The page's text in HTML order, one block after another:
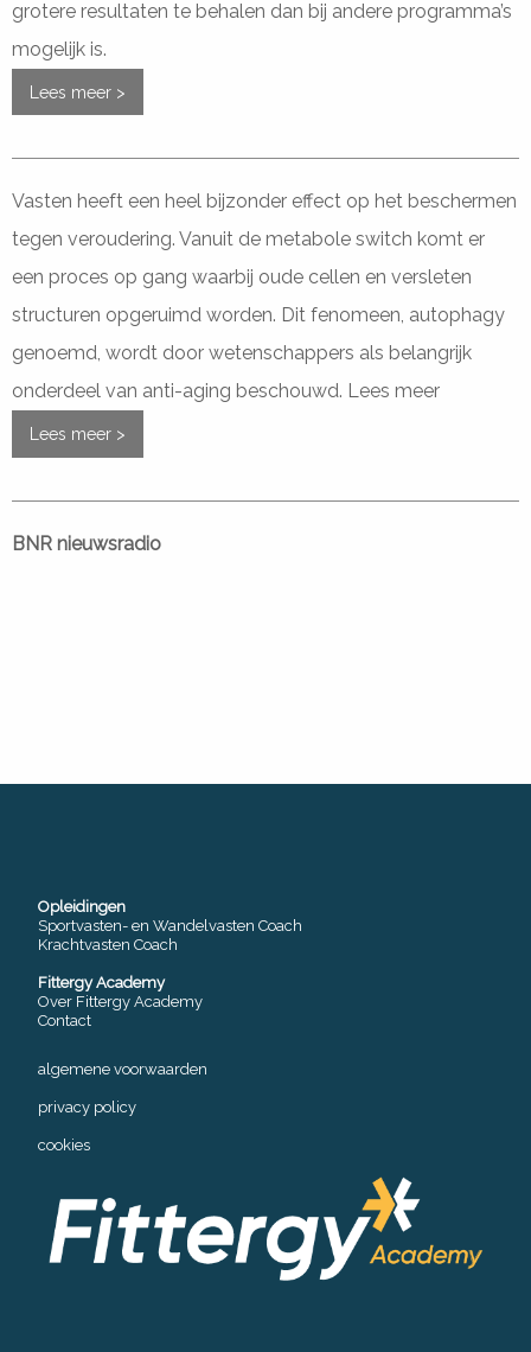
grotere resultaten te behalen dan bij andere programma’s
mogelijk is.
Lees meer >
Vasten heeft een heel bijzonder effect op het beschermen
tegen veroudering. Vanuit de metabole switch komt er
een proces op gang waarbij oude cellen en versleten
structuren opgeruimd worden. Dit fenomeen, autophagy
genoemd, wordt door wetenschappers als belangrijk
onderdeel van anti-aging beschouwd. Lees meer
Lees meer >
BNR nieuwsradio
Opleidingen
Sportvasten- en Wandelvasten Coach
Krachtvasten Coach
Fittergy Academy
Over Fittergy Academy
Contact
algemene voorwaarden
privacy policy
cookies